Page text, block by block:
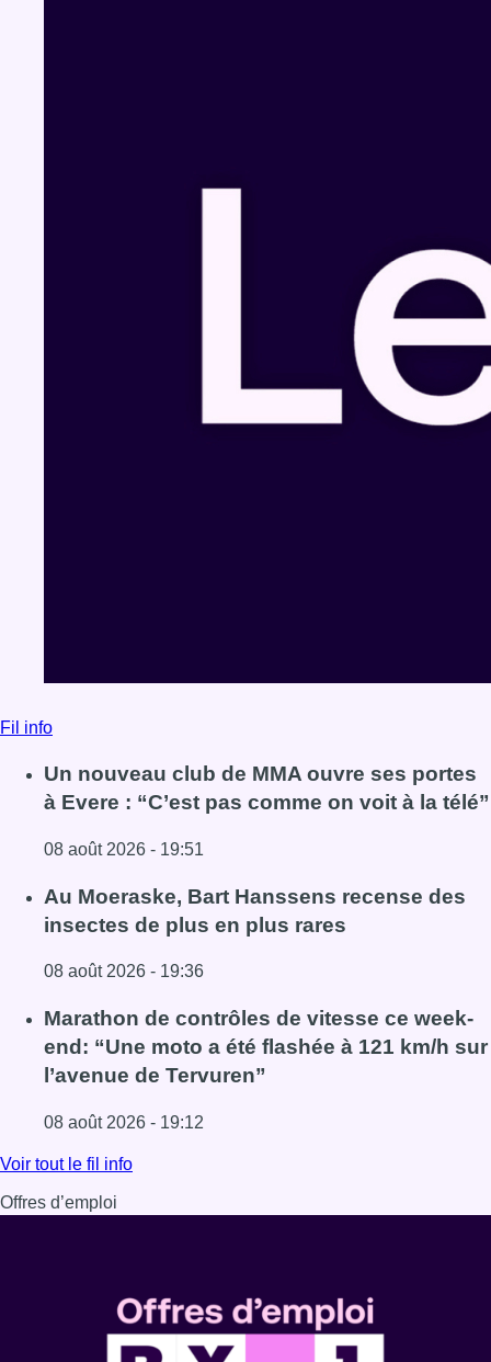
Fil info
Un nouveau club de MMA ouvre ses portes
à Evere : “C’est pas comme on voit à la télé”
08 août 2026 - 19:51
Lire l'article Un nouveau club de MMA ouvre ses portes à
Au Moeraske, Bart Hanssens recense des
insectes de plus en plus rares
08 août 2026 - 19:36
Lire l'article Au Moeraske, Bart Hanssens recense des
Marathon de contrôles de vitesse ce week-
end: “Une moto a été flashée à 121 km/h sur
l’avenue de Tervuren”
08 août 2026 - 19:12
Lire l'article Marathon de contrôles de vitesse ce week-
Voir tout le fil info
Offres d’emploi